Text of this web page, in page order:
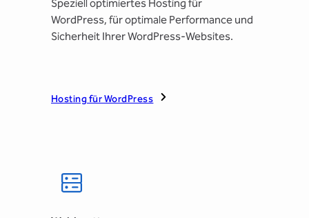
Speziell optimiertes Hosting für
WordPress, für optimale Performance und
Sicherheit Ihrer WordPress-Websites.
Hosting für WordPress